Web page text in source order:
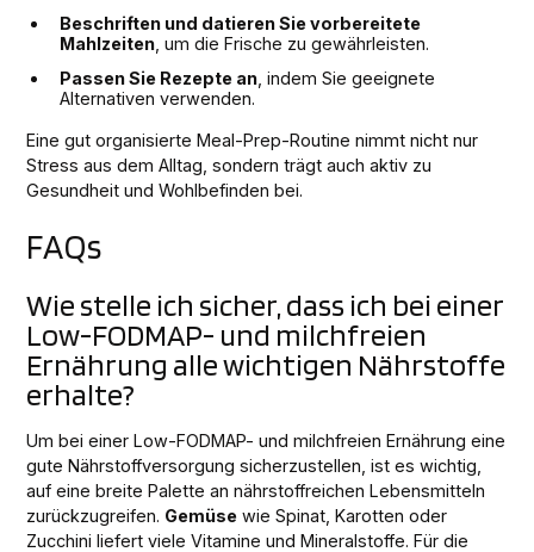
Beschriften und datieren Sie vorbereitete
Mahlzeiten , um die Frische zu gewährleisten.
Passen Sie Rezepte an , indem Sie geeignete
Alternativen verwenden.
Eine gut organisierte Meal-Prep-Routine nimmt nicht nur
Stress aus dem Alltag, sondern trägt auch aktiv zu
Gesundheit und Wohlbefinden bei.
FAQs
Wie stelle ich sicher, dass ich bei einer
Low-FODMAP- und milchfreien
Ernährung alle wichtigen Nährstoffe
erhalte?
Um bei einer Low-FODMAP- und milchfreien Ernährung eine
gute Nährstoffversorgung sicherzustellen, ist es wichtig,
auf eine breite Palette an nährstoffreichen Lebensmitteln
zurückzugreifen. Gemüse wie Spinat, Karotten oder
Zucchini liefert viele Vitamine und Mineralstoffe. Für die